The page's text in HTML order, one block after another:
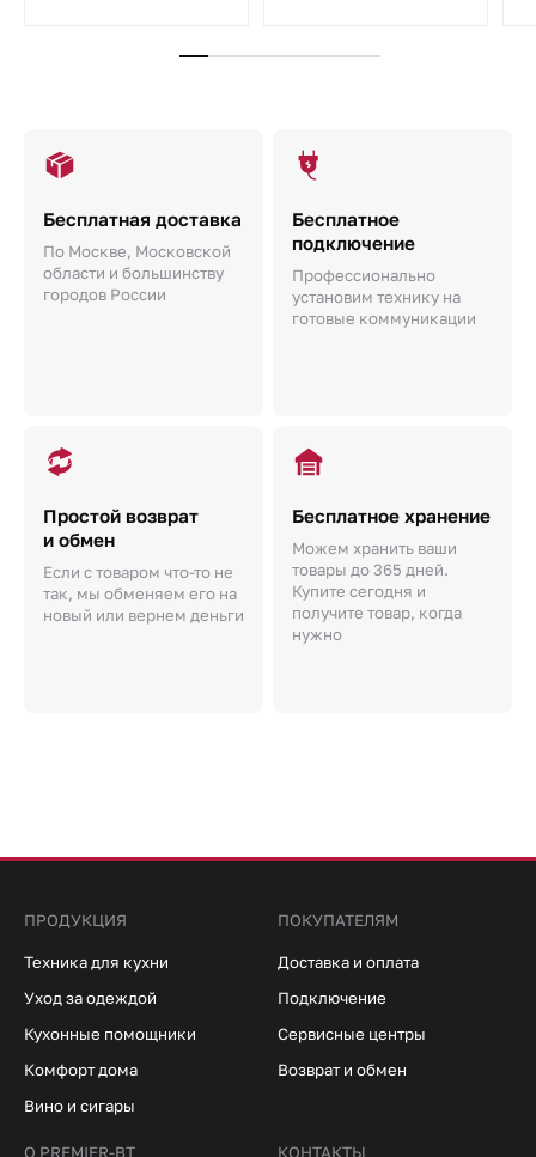
Бесплатная доставка
По Москве, Московской
области и большинству
городов России
Бесплатное
подключение
Профессионально
установим технику на
готовые коммуникации
Простой возврат
и обмен
Если с товаром что-то не
так, мы обменяем его на
новый или вернем деньги
Бесплатное хранение
Можем хранить ваши
товары до 365 дней.
Купите сегодня и
получите товар, когда
нужно
ПРОДУКЦИЯ
Техника для кухни
Уход за одеждой
Кухонные помощники
Комфорт дома
Вино и сигары
ПОКУПАТЕЛЯМ
Доставка и оплата
Подключение
Сервисные центры
Возврат и обмен
О PREMIER-BT КОНТАКТЫ